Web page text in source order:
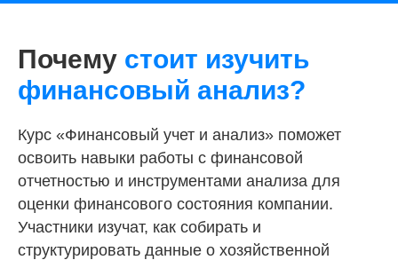
Почему стоит изучить
финансовый анализ?
Курс «Финансовый учет и анализ» поможет
освоить навыки работы с финансовой
отчетностью и инструментами анализа для
оценки финансового состояния компании.
Участники изучат, как собирать и
структурировать данные о хозяйственной